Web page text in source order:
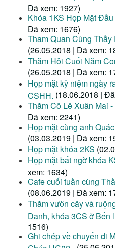
Đã xem: 1927)
Khóa 1KS Họp Mặt
Đã xem: 1676)
Tham Quan Cùng
(26.05.2018 | Đã xem:
Thăm Hỏi Cuối Năm
(26.05.2018 | Đã xem:
Họp mặt kỷ niệm ngày
CSHH. (18.06.2018 |
Thăm Cô Lê Xuân Mai
Đã xem: 2241)
Họp mặt cùng anh
(03.03.2019 | Đã xem:
Họp mặt khóa 2KS
Họp mặt bất ngờ khóa
xem: 1634)
Cafe cuối tuần cùng
(08.06.2019 | Đã xem:
Thăm vườn cây và
Danh, khóa 3CS ở Bến
1516)
Ghi chép về chuyến đi